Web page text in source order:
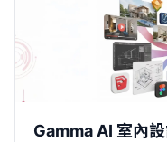
Gamma AI 室內